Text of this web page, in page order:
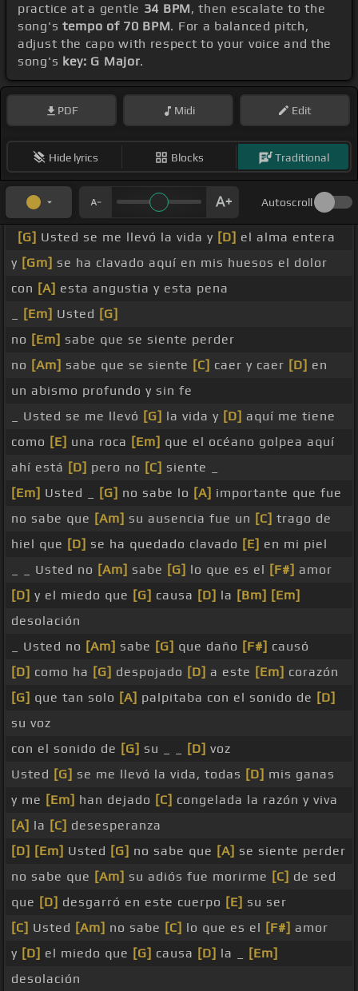
practice at a gentle 34 BPM, then escalate to the
song's tempo of 70 BPM. For a balanced pitch,
adjust the capo with respect to your voice and the
song's key: G Major.
PDF Midi Edit
Hide lyrics Blocks Traditional
Autoscroll
[G] Usted se me llevó la vida y [D] el alma entera
y [Gm] se ha clavado aquí en mis huesos el dolor
con [A] esta angustia y esta pena
[Em] Usted [G]
no [Em] sabe que se siente perder
no [Am] sabe que se siente [C] caer y caer [D] en
un abismo profundo y sin fe
_ Usted se me llevó [G] la vida y [D] aquí me tiene
como [E] una roca [Em] que el océano golpea aquí
ahí está [D] pero no [C] siente _
[Em] Usted _ [G] no sabe lo [A] importante que fue
no sabe que [Am] su ausencia fue un [C] trago de
hiel que [D] se ha quedado clavado [E] en mi piel
_ _ Usted no [Am] sabe [G] lo que es el [F#] amor
[D] y el miedo que [G] causa [D] la [Bm] [Em]
desolación
_ Usted no [Am] sabe [G] que daño [F#] causó
[D] como ha [G] despojado [D] a este [Em] corazón
[G] que tan solo [A] palpitaba con el sonido de [D]
su voz
con el sonido de [G] su _ _ [D] voz
Usted [G] se me llevó la vida, todas [D] mis ganas
y me [Em] han dejado [C] congelada la razón y viva
[A] la [C] desesperanza
[D] [Em] Usted [G] no sabe que [A] se siente perder
no sabe que [Am] su adiós fue morirme [C] de sed
que [D] desgarró en este cuerpo [E] su ser
[C] Usted [Am] no sabe [C] lo que es el [F#] amor
y [D] el miedo que [G] causa [D] la _
[Em]
desolación